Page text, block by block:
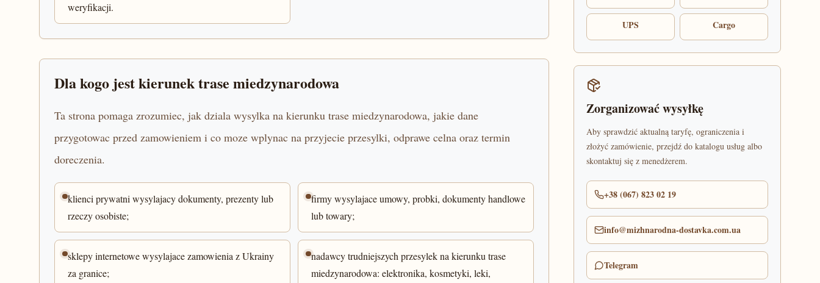
weryfikacji.
Dla kogo jest kierunek trase miedzynarodowa
Ta strona pomaga zrozumiec, jak dziala wysylka na kierunku trase miedzynarodowa, jakie dane
przygotowac przed zamowieniem i co moze wplynac na przyjecie przesylki, odprawe celna oraz termin
doreczenia.
klienci prywatni wysylajacy dokumenty, prezenty lub
rzeczy osobiste;
firmy wysylajace umowy, probki, dokumenty handlowe
lub towary;
sklepy internetowe wysylajace zamowienia z Ukrainy
za granice;
nadawcy trudniejszych przesylek na kierunku trase
miedzynarodowa: elektronika, kosmetyki, leki,
UPS Cargo
Zorganizować wysyłkę
Aby sprawdzić aktualną taryfę, ograniczenia i
złożyć zamówienie, przejdź do katalogu usług albo
skontaktuj się z menedżerem.
+38 (067) 823 02 19
info@mizhnarodna-dostavka.com.ua
Telegram